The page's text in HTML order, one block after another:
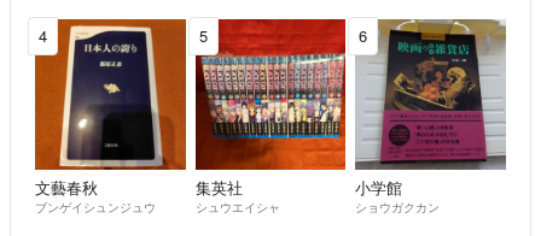
4
文藝春秋
ブンゲイシュンジュウ
5
集英社
シュウエイシャ
6
小学館
ショウガクカン